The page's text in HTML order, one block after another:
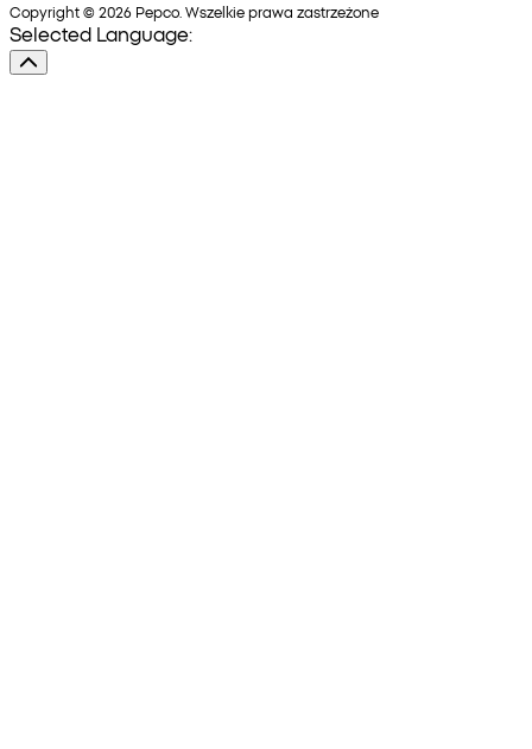
Copyright © 2026 Pepco. Wszelkie prawa zastrzeżone
Selected Language: